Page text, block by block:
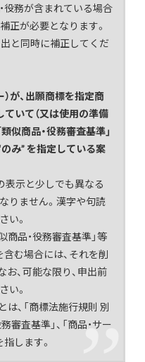
役務が含まれている場合
正が必要となります。
と同時に補正してくだ
が、出願商標を指定商
いて（又は使用の準備
似商品・役務審査基準」
み” を指定している案
表示と少しでも異なる
りません。漢字や句読
い。
商品・役務審査基準」等
む場合には、それを削
、可能な限り、申出前
い。
は、「商標法施行規則 別
審査基準」、「商品・サー
指します。